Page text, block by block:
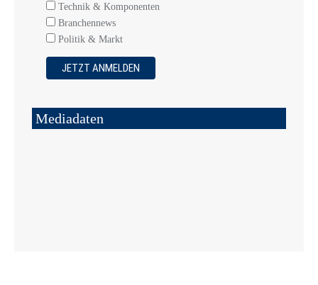
Technik & Komponenten
Branchennews
Politik & Markt
Mediadaten